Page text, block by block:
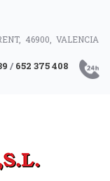
46900, VALENCIA
/ 652 375 408